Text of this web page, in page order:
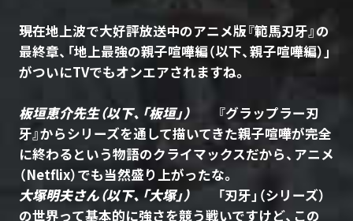
――現在地上波で大好評放送中のアニメ版『範馬刃牙』の
最終章、「地上最強の親子喧嘩編（以下、親子喧嘩編）」
がついにTVでもオンエアされますね。
板垣恵介先生（以下、「板垣」）
『グラップラー刃
牙』からシリーズを通して描いてきた親子喧嘩が完全
に終わるという物語のクライマックスだから、アニメ
（Netflix）でも当然盛り上がったな。
大塚明夫さん（以下、「大塚」）
「刃牙」（シリーズ）
の世界って基本的に強さを競う戦いですけど、この